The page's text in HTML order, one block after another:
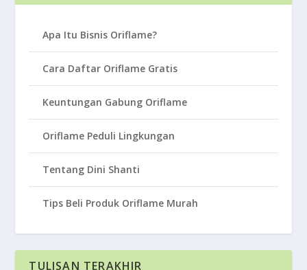
Apa Itu Bisnis Oriflame?
Cara Daftar Oriflame Gratis
Keuntungan Gabung Oriflame
Oriflame Peduli Lingkungan
Tentang Dini Shanti
Tips Beli Produk Oriflame Murah
TULISAN TERAKHIR